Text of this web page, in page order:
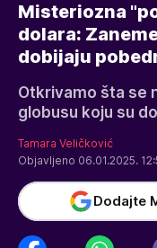
Misteriozna
dolara:
dobijaju
Otkrivamo šta se
globusu koju su
Tamara Veličković
Objavljeno 06.01.2025.
Dodajte